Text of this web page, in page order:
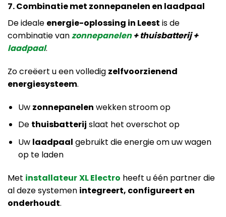
7. Combinatie met zonnepanelen en laadpaal
De ideale energie-oplossing in Leest is de
combinatie vanzonnepanelen+ thuisbatterij +
laadpaal.
Zo creëert u een volledig zelfvoorzienend
energiesysteem.
Uw zonnepanelen wekken stroom op
De thuisbatterij slaat het overschot op
Uw laadpaal gebruikt die energie om uw wagen
op te laden
Met installateurXL Electro heeft u één partner die
al deze systemen integreert, configureert en
onderhoudt.